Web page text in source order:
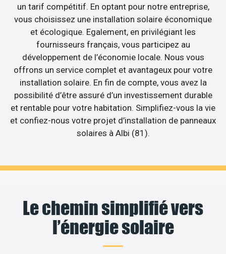
un tarif compétitif. En optant pour notre entreprise,
vous choisissez une installation solaire économique
et écologique. Egalement, en privilégiant les
fournisseurs français, vous participez au
développement de l’économie locale. Nous vous
offrons un service complet et avantageux pour votre
installation solaire. En fin de compte, vous avez la
possibilité d’être assuré d’un investissement durable
et rentable pour votre habitation. Simplifiez-vous la vie
et confiez-nous votre projet d’installation de panneaux
solaires à Albi (81).
Le chemin simplifié vers
l’énergie solaire